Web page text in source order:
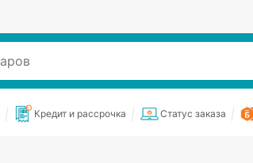
Кредит и рассрочка Статус заказа